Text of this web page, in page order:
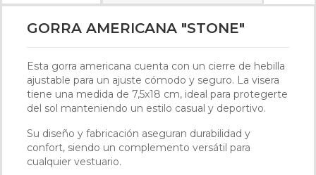
GORRA AMERICANA "STONE"
Esta gorra americana cuenta con un cierre de hebilla
ajustable para un ajuste cómodo y seguro. La visera
tiene una medida de 7,5x18 cm, ideal para protegerte
del sol manteniendo un estilo casual y deportivo.
Su diseño y fabricación aseguran durabilidad y
confort, siendo un complemento versátil para
cualquier vestuario.